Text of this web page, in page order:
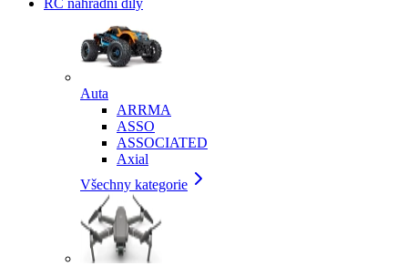
RC náhradní díly
Auta
ARRMA
ASSO
ASSOCIATED
Axial
Všechny kategorie